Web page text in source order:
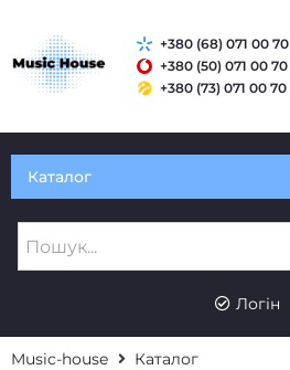
+380 (68) 071 00 70
+380 (50) 071 00 70
+380 (73) 071 00 70
Каталог
Логін
Music-house Каталог